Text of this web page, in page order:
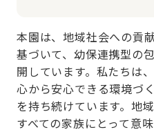
本園は、地域社会への貢
基づいて、幼保連携型の
開しています。私たちは
心から安心できる環境づ
を持ち続けています。地
すべての家族にとって意